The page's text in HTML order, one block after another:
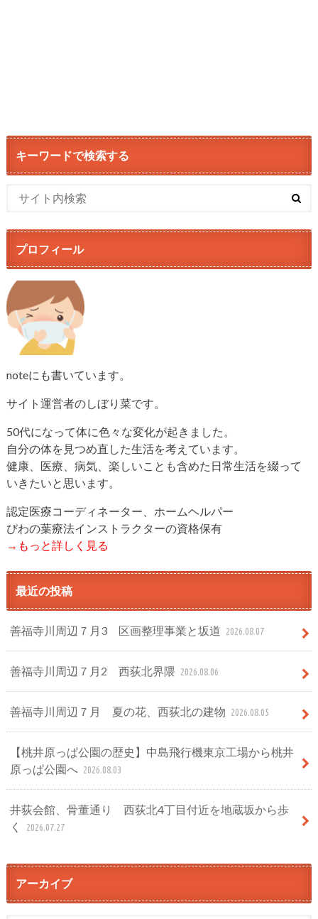
キーワードで検索する
プロフィール
noteにも書いています。
サイト運営者のしぼり菜です。
50代になって体に色々な変化が起きました。
自分の体を見つめ直した生活を考えています。
健康、医療、病気、楽しいことも含めた日常生活を綴って
いきたいと思います。
認定医療コーディネーター、ホームヘルパー
びわの葉療法インストラクターの資格保有
→もっと詳しく見る
最近の投稿
善福寺川周辺７月3 区画整理事業と坂道 2026.08.07
善福寺川周辺７月2 西荻北界隈 2026.08.06
善福寺川周辺７月 夏の花、西荻北の建物 2026.08.05
【桃井原っぱ公園の歴史】中島飛行機東京工場から桃井
原っぱ公園へ 2026.08.03
井荻会館、骨董通り 西荻北4丁目付近を地蔵坂から歩
く
2026.07.27
アーカイブ